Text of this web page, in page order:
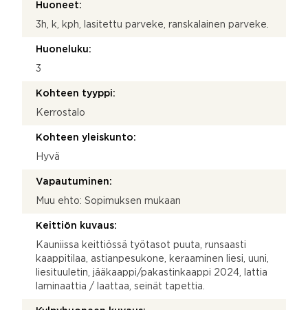
Huoneet:
3h, k, kph, lasitettu parveke, ranskalainen parveke.
Huoneluku:
3
Kohteen tyyppi:
Kerrostalo
Kohteen yleiskunto:
Hyvä
Vapautuminen:
Muu ehto: Sopimuksen mukaan
Keittiön kuvaus:
Kauniissa keittiössä työtasot puuta, runsaasti
kaappitilaa, astianpesukone, keraaminen liesi, uuni,
liesituuletin, jääkaappi/pakastinkaappi 2024, lattia
laminaattia / laattaa, seinät tapettia.